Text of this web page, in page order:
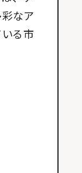
彩なア
る市